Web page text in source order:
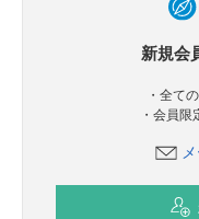
新規会
・全て
・会員